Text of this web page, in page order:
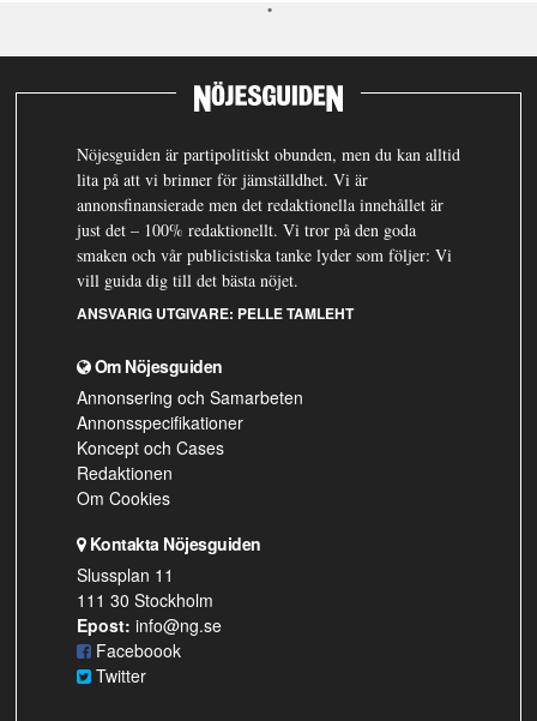
Nöjesguiden är partipolitiskt obunden, men du kan alltid
lita på att vi brinner för jämställdhet. Vi är
annonsfinansierade men det redaktionella innehållet är
just det – 100% redaktionellt. Vi tror på den goda
smaken och vår publicistiska tanke lyder som följer: Vi
vill guida dig till det bästa nöjet.
ANSVARIG UTGIVARE: PELLE TAMLEHT
Om Nöjesguiden
Annonsering och Samarbeten
Annonsspecifikationer
Koncept och Cases
Redaktionen
Om Cookies
Kontakta Nöjesguiden
Slussplan 11
111 30 Stockholm
Epost: info@ng.se
Faceboook
Twitter